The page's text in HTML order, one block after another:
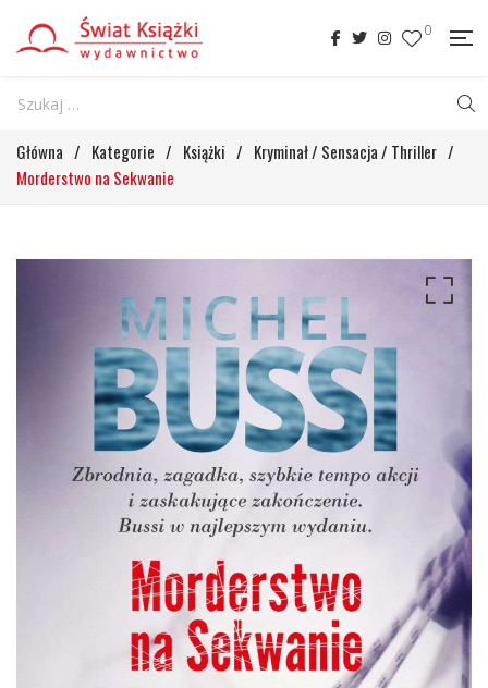
0
Główna / Kategorie / Książki / Kryminał / Sensacja / Thriller /
Morderstwo na Sekwanie